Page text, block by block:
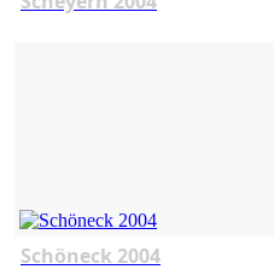
Schöneck 2004